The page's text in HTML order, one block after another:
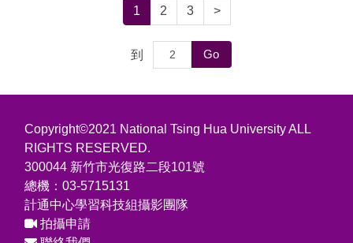
1 2 3 >
到 Go
Copyright©2021 National Tsing Hua University ALL
RIGHTS RESERVED.
300044 新竹市光復路二段101號
總機：03-5715131
計通中心學習科技組攝影團隊
拍攝申請